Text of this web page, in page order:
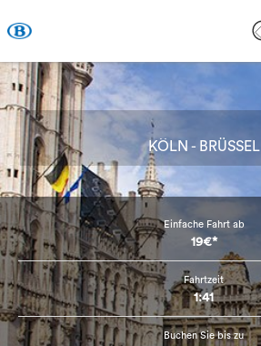
KÖLN - BRÜSSEL
Einfache Fahrt ab
19€*
Fahrtzeit
1:41
Buchen Sie bis zu